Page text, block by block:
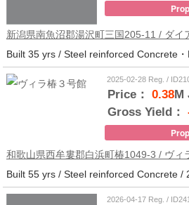
新潟県南魚沼郡湯沢町三国205-11 / ダイ
2025-02-28 Reg. /
Price： 0.38M
Gross Yield：
和歌山県西牟婁郡白浜町椿1049-3 / ヴィ
2026-04-17 Reg. /